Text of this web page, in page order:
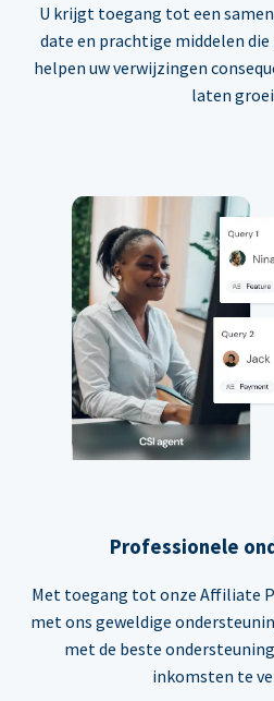
U krijgt toegang tot een
date en prachtige middelen
helpen uw verwijzingen
laten
Professionele
Met toegang tot onze Affiliate
met ons geweldige
met de beste
inkomsten te